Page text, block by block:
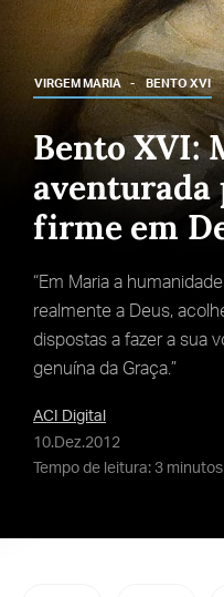
VIRGEM MARIA BENTO XVI
Bento XVI:
aventurada
firme em
“Em Maria a
realmente a Deus,
dispostas a fazer a sua
genuína da Graça.”
ACI Digital
10.Dez.2012
Tempo de leitura: 3 minutos